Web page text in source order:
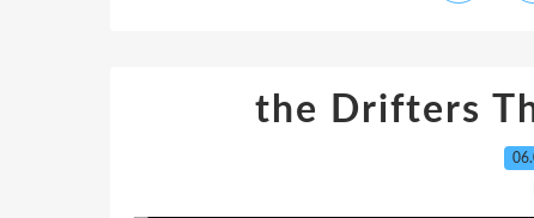
the Drifters